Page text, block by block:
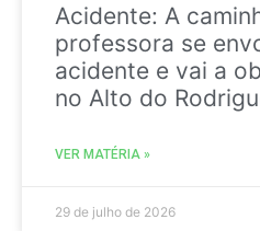
Acidente: A
professora se
acidente e vai a
no Alto do
VER MATÉRIA »
29 de julho de 2026